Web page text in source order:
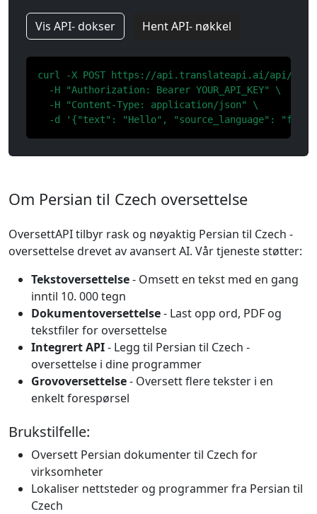
Vis API- dokser Hent API- nøkkel
curl -X POST https://api.translateapi.ai/api/v1/
  -H "Authorization: Bearer YOUR_API_KEY" \
  -H "Content-Type: application/json" \
-d '{"text": "Hello", "source_language": "fa",
Om Persian til Czech oversettelse
OversettAPI tilbyr rask og nøyaktig Persian til Czech -
oversettelse drevet av avansert AI. Vår tjeneste støtter:
Tekstoversettelse- Omsett en tekst med en gang
inntil 10. 000 tegn
Dokumentoversettelse- Last opp ord, PDF og
tekstfiler for oversettelse
Integrert API- Legg til Persian til Czech -
oversettelse i dine programmer
Grovoversettelse- Oversett flere tekster i en
enkelt forespørsel
Brukstilfelle:
Oversett Persian dokumenter til Czech for
virksomheter
Lokaliser nettsteder og programmer fra Persian til
Czech